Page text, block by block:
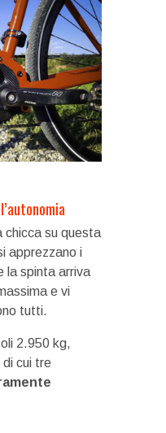
chicca su questa
apprezzano i
la spinta arriva
e vi
tutti.
2.950 kg,
cui tre